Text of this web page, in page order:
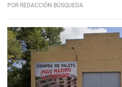
POR REDACCIÓN BÚSQUEDA